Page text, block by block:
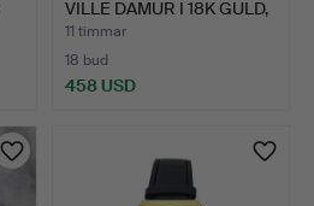
VILLE DAMUR I 18K GULD,
K…
11 timmar
18 bud
458 USD